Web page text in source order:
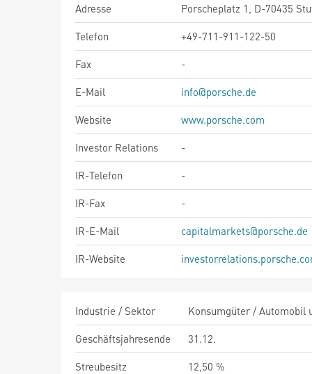
Adresse
Porscheplatz 1, D-70435
Telefon
+49-711-911-122-50
Fax
-
E-Mail
info@porsche.de
Website
www.porsche.com
Investor Relations
-
IR-Telefon
-
IR-Fax
-
IR-E-Mail
capitalmarkets@porsche.de
IR-Website
Industrie / Sektor
Konsumgüter / Automobil
Geschäftsjahresende
31.12.
Streubesitz
12,50 %